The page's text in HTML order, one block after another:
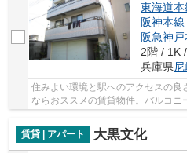
東海道本
阪神本線
阪急神戸
2階 / 1K
兵庫県
住みよい環境と駅へのアクセスの
ならおススメの賃貸物件。バルコ
賃貸 | アパート
大黒文化